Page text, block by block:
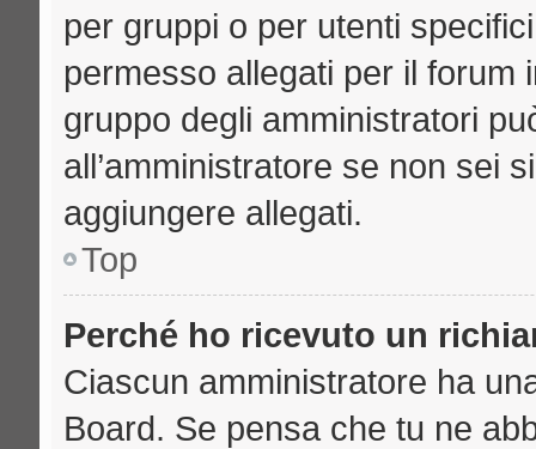
per gruppi o per utenti
permesso allegati per il forum
gruppo degli amministratori
all’amministratore se non sei
aggiungere allegati.
Top
Perché ho ricevuto un
Ciascun amministratore ha
Board. Se pensa che tu ne